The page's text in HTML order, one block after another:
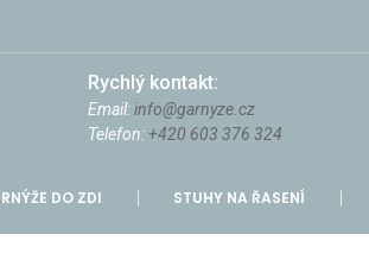
Rychlý kontakt:
Email:info@garnyze.cz
Telefon:+420 603 376 324
DO ZDI STUHY NA ŘASENÍ